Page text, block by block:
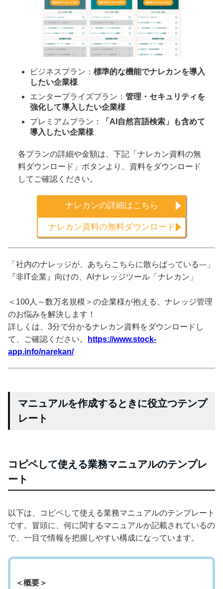
ビジネスプラン： 標準的な機能でナレカンを導入
したい企業様
エンタープライズプラン： 管理・セキュリティを
強化して導入したい企業様
プレミアムプラン：
「AI自然言語検索」も含めて
導入したい企業様
各プランの詳細や金額は、下記「ナレカン資料の無
料ダウンロード」ボタンより、資料をダウンロード
してご確認ください。
ナレカンの詳細はこちら
ナレカン資料の無料ダウンロード
「社内のナレッジが、あちらこちらに散らばっている---」
『非IT企業』向けの、AIナレッジツール「ナレカン」
＜100人～数万名規模＞の企業様が抱える、ナレッジ管理
のお悩みを解決します！
詳しくは、3分で分かるナレカン資料をダウンロードし
て、ご確認ください。
https://www.stock-
app.info/narekan/
マニュアルを作成するときに役立つテンプ
レート
コピペして使える業務マニュアルのテンプレ
ート
以下は、コピペして使える業務マニュアルのテンプレート
です。冒頭に、何に関するマニュアルか記載されているの
で、一目で情報を把握しやすい構成になっています。
＜概要＞